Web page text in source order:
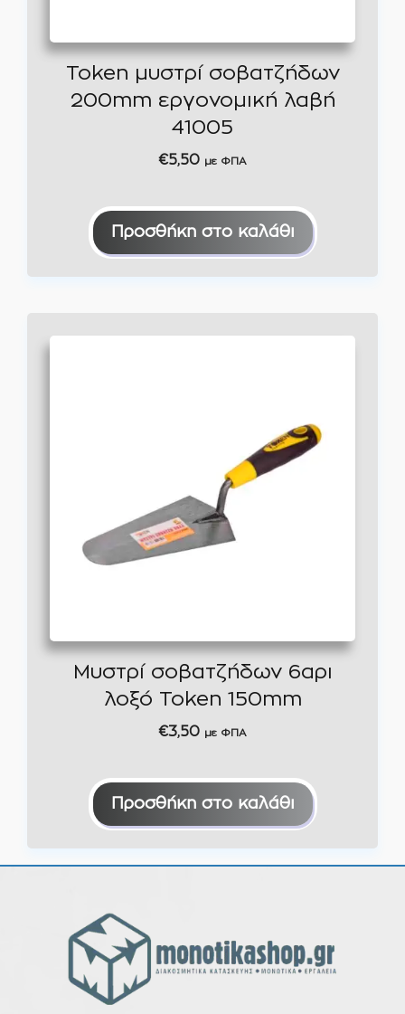
Token μυστρί σοβατζήδων
200mm εργονομική λαβή
41005
€5,50 με ΦΠΑ
Προσθήκη στο καλάθι
Μυστρί σοβατζήδων 6αρι
λοξό Token 150mm
€3,50 με ΦΠΑ
Προσθήκη στο καλάθι